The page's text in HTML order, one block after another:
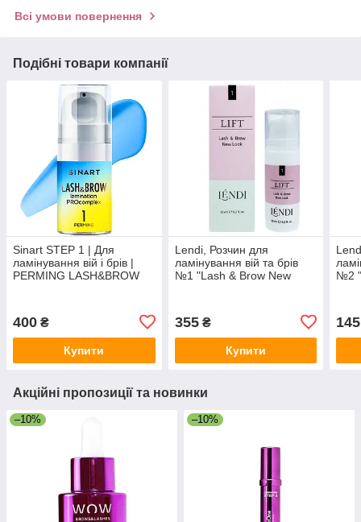
Всі умови повернення
Подібні товари компанії
Sinart STEP 1 | Для
ламінування вій і брів |
PERMING LASH&BROW
400 ₴
Купити
Lendi, Розчин для
ламінування вій та брів
№1 "Lash & Brow New
355₴
Купити
№2
145
Акційні пропозиції та новинки
–10% –10%